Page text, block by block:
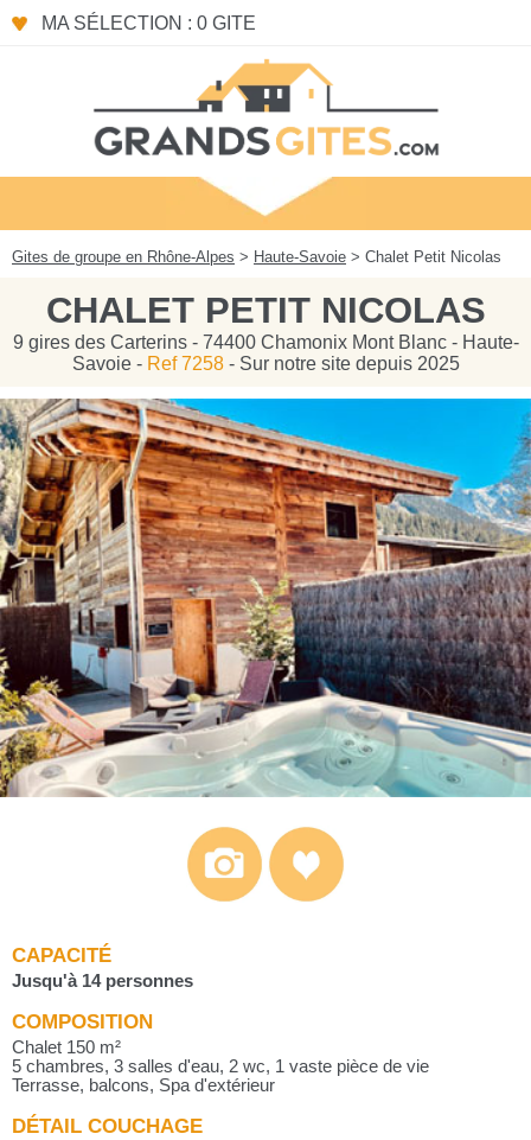
MA SÉLECTION : 0 GITE
Gites de groupe en Rhône-Alpes > Haute-Savoie > Chalet Petit Nicolas
CHALET PETIT NICOLAS
9 gires des Carterins - 74400 Chamonix Mont Blanc - Haute-
Savoie - Ref 7258- Sur notre site depuis 2025
CAPACITÉ
Jusqu'à 14 personnes
COMPOSITION
Chalet 150 m²
5 chambres, 3 salles d'eau, 2 wc, 1 vaste pièce de vie
Terrasse, balcons, Spa d'extérieur
DÉTAIL COUCHAGE
Panneau de gestion des cookies